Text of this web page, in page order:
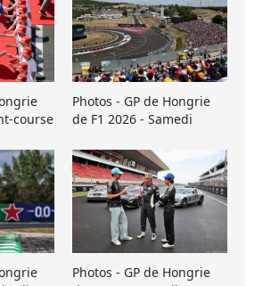
course
Photos - GP de Hongrie
de F1 2026 - Samedi
Photos - GP de Hongrie